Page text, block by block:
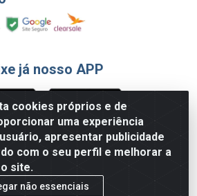
cookies próprios e de
uma experiência
apresentar publicidade
com o seu perfil e melhorar a
site.
não essenciais
já nosso APP
de Pagamento